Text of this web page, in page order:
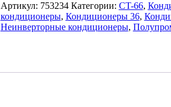
Артикул: 753234 Категории: CT-66,
кондиционеры, Кондиционеры 36,
Неинверторные кондиционеры,